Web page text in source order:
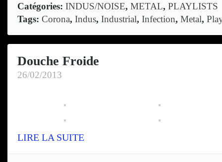
Catégories: INDUS/NOISE, METAL, PLAYLISTS
Tags: Corona, Indus, Industrial, Infection, Metal,
Douche Froide
26/02/2013
LIRE LA SUITE